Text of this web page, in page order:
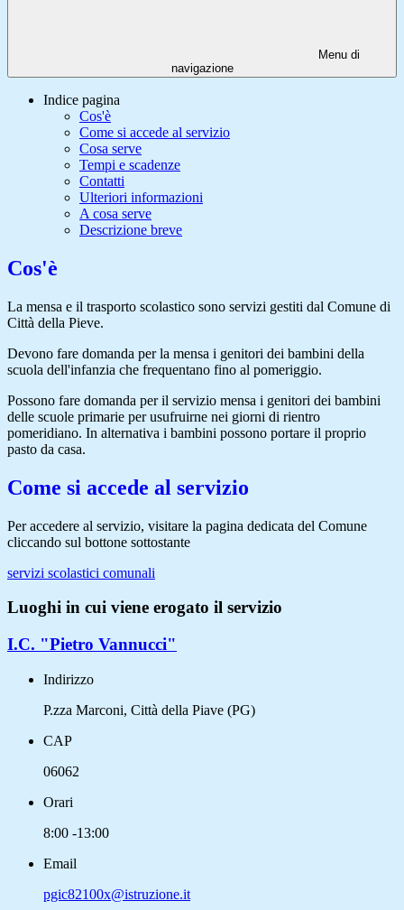
Menu di
navigazione
Indice pagina
Cos'è
Come si accede al servizio
Cosa serve
Tempi e scadenze
Contatti
Ulteriori informazioni
A cosa serve
Descrizione breve
Cos'è
La mensa e il trasporto scolastico sono servizi gestiti dal Comune di
Città della Pieve.
Devono fare domanda per la mensa i genitori dei bambini della
scuola dell'infanzia che frequentano fino al pomeriggio.
Possono fare domanda per il servizio mensa i genitori dei bambini
delle scuole primarie per usufruirne nei giorni di rientro
pomeridiano. In alternativa i bambini possono portare il proprio
pasto da casa.
Come si accede al servizio
Per accedere al servizio, visitare la pagina dedicata del Comune
cliccando sul bottone sottostante
servizi scolastici comunali
Luoghi in cui viene erogato il servizio
I.C. "Pietro Vannucci"
Indirizzo
P.zza Marconi, Città della Piave (PG)
CAP
06062
Orari
8:00 -13:00
Email
pgic82100x@istruzione.it